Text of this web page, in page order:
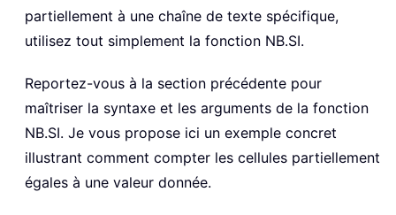
partiellement à une chaîne de texte spécifique,
utilisez tout simplement la fonction NB.SI.
Reportez-vous à la section précédente pour
maîtriser la syntaxe et les arguments de la fonction
NB.SI. Je vous propose ici un exemple concret
illustrant comment compter les cellules partiellement
égales à une valeur donnée.